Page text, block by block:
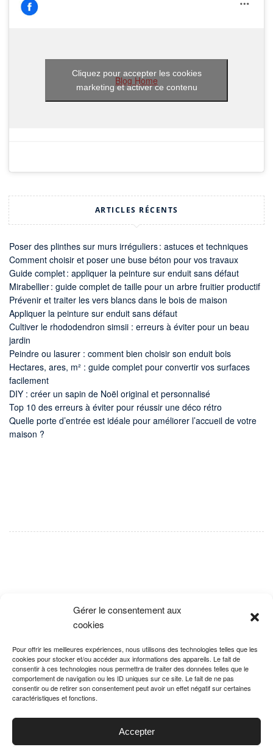
Gérer le consentement aux
cookies
Pour offrir les meilleures expériences, nous utilisons des technologies telles que les
cookies pour stocker et/ou accéder aux informations des appareils. Le fait de
consentir à ces technologies nous permettra de traiter des données telles que le
comportement de navigation ou les ID uniques sur ce site. Le fait de ne pas
consentir ou de retirer son consentement peut avoir un effet négatif sur certaines
caractéristiques et fonctions.
Accepter
Blog Home
Cliquez pour accepter les cookies
marketing et activer ce contenu
ARTICLES RÉCENTS
Poser des plinthes sur murs irréguliers : astuces et techniques
Comment choisir et poser une buse béton pour vos travaux
Guide complet : appliquer la peinture sur enduit sans défaut
Mirabellier : guide complet de taille pour un arbre fruitier productif
Prévenir et traiter les vers blancs dans le bois de maison
Appliquer la peinture sur enduit sans défaut
Cultiver le rhododendron simsii : erreurs à éviter pour un beau
jardin
Peindre ou lasurer : comment bien choisir son enduit bois
Hectares, ares, m² : guide complet pour convertir vos surfaces
facilement
DIY : créer un sapin de Noël original et personnalisé
Top 10 des erreurs à éviter pour réussir une déco rétro
Quelle porte d’entrée est idéale pour améliorer l’accueil de votre
maison ?